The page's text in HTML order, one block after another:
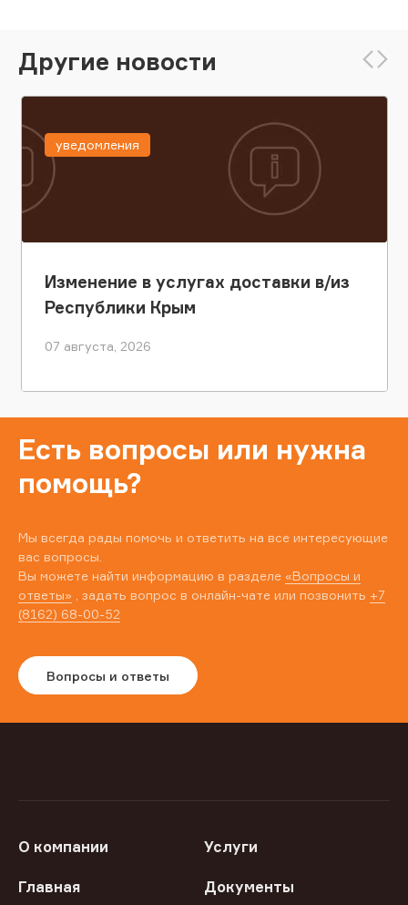
Другие новости
Изменение в услугах доставки в/из
Республики Крым
07 августа, 2026
уведомления
Есть вопросы или нужна
помощь?
Мы всегда рады помочь и ответить на все интересующие
вас вопросы.
Вы можете найти информацию в разделе «Вопросы и
ответы» , задать вопрос в онлайн-чате или позвонить +7
(8162) 68-00-52
Вопросы и ответы
О компании Услуги
Главная Документы